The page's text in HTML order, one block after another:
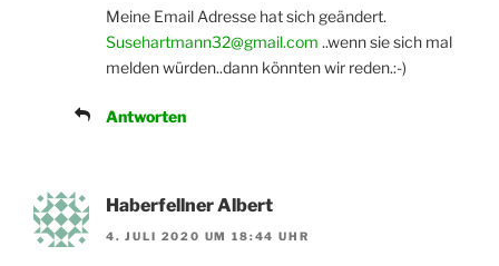
Meine Email Adresse hat sich geändert.
Susehartmann32@gmail.com ..wenn sie sich mal
melden würden..dann könnten wir reden.:-)
Antworten
Haberfellner Albert
4. JULI 2020 UM 18:44 UHR